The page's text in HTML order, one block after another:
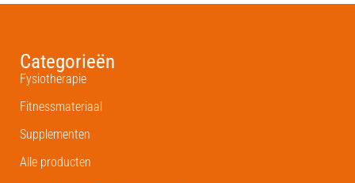
Categorieën
Fysiotherapie
Fitnessmateriaal
Supplementen
Alle producten